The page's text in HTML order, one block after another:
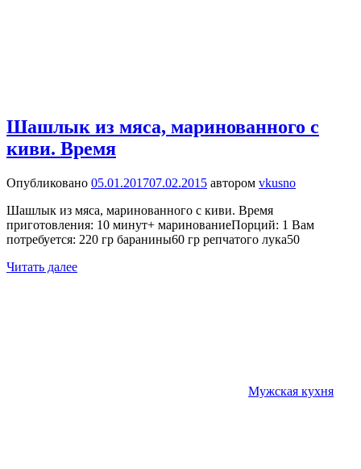
Шашлык из мяса, маринованного с
киви. Время
Опубликовано 05.01.201707.02.2015 автором vkusno
Шашлык из мяса, маринованного с киви. Время
приготовления: 10 минут+ маринованиеПорций: 1 Вам
потребуется: 220 гр баранины60 гр репчатого лука50
Читать далее
Мужская кухня